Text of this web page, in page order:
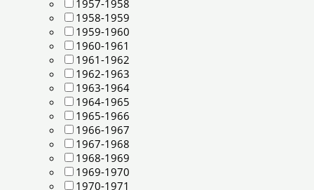
1957-1958
1958-1959
1959-1960
1960-1961
1961-1962
1962-1963
1963-1964
1964-1965
1965-1966
1966-1967
1967-1968
1968-1969
1969-1970
1970-1971